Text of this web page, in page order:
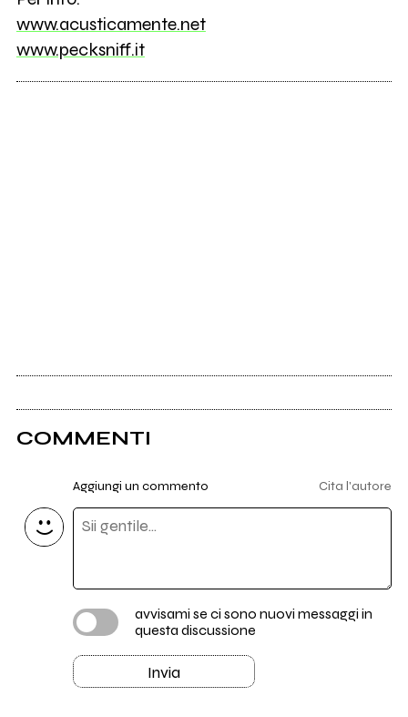
www.acusticamente.net
www.pecksniff.it
COMMENTI
Aggiungi un commento Cita l'autore
avvisami se ci sono nuovi messaggi in
questa discussione
Invia